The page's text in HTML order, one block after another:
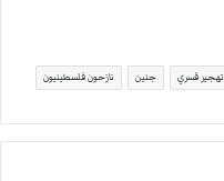
تهجير قسري جنين نازحون فلسطينيون